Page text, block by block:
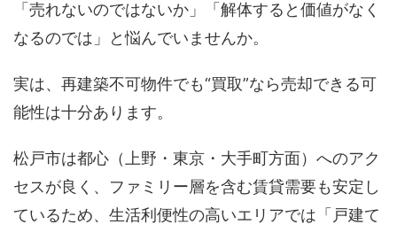
「売れないのではないか」「解体すると価値がなく
なるのでは」と悩んでいませんか。
実は、再建築不可物件でも“買取”なら売却できる可
能性は十分あります。
松戸市は都心（上野・東京・大手町方面）へのアク
セスが良く、ファミリー層を含む賃貸需要も安定し
ているため、生活利便性の高いエリアでは「戸建て